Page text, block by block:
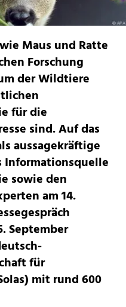
Maus und Ratte
Forschung
der Wildtiere
für die
sind. Auf das
aussagekräftige
Informationsquelle
sowie den
am 14.
September
für
mit rund 600